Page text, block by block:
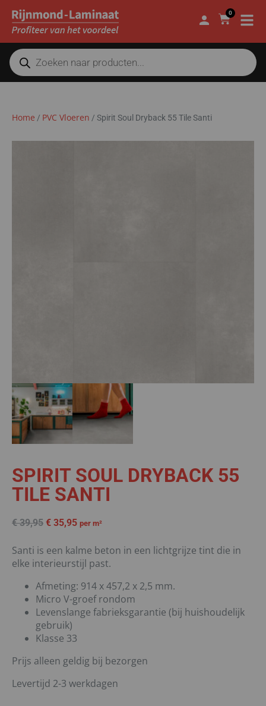
0
Home / PVC Vloeren / Spirit Soul Dryback 55 Tile Santi
SPIRIT SOUL DRYBACK 55
TILE SANTI
€39,95 € 35,95 per m²
Santi is een kalme beton in een lichtgrijze tint die in
elke interieurstijl past.
Afmeting: 914 x 457,2 x 2,5 mm.
Micro V-groef rondom
Levenslange fabrieksgarantie (bij huishoudelijk
gebruik)
Klasse 33
Prijs alleen geldig bij bezorgen
Levertijd 2-3 werkdagen